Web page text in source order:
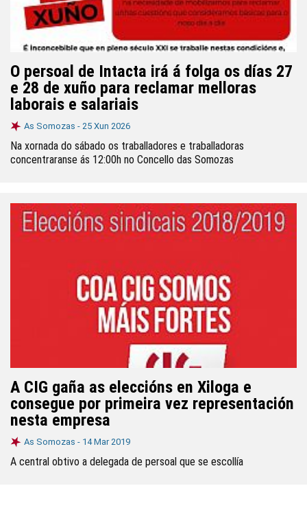
O persoal de Intacta irá á folga os días 27
e 28 de xuño para reclamar melloras
laborais e salariais
As Somozas - 25 Xun 2026
Na xornada do sábado os traballadores e traballadoras
concentraranse ás 12:00h no Concello das Somozas
A CIG gaña as eleccións en Xiloga e
consegue por primeira vez representación
nesta empresa
As Somozas - 14 Mar 2019
A central obtivo a delegada de persoal que se escollía